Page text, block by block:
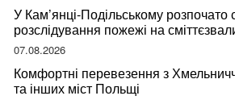
У Кам’янці-Подільському
розслідування пожежі на
07.08.2026
Комфортні перевезення з
та інших міст Польщі